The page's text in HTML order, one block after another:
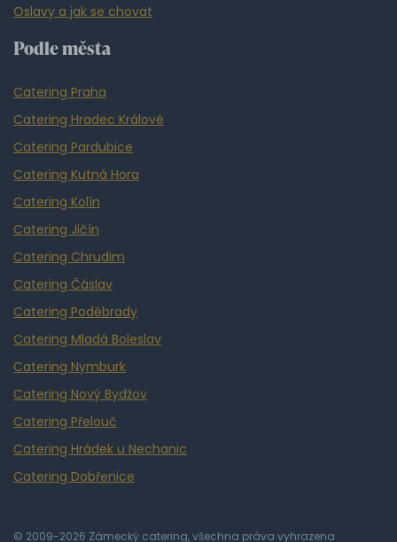
Oslavy a jak se chovat
Podle města
Catering Praha
Catering Hradec Králové
Catering Pardubice
Catering Kutná Hora
Catering Kolín
Catering Jičín
Catering Chrudim
Catering Čáslav
Catering Poděbrady
Catering Mladá Boleslav
Catering Nymburk
Catering Nový Bydžov
Catering Přelouč
Catering Hrádek u Nechanic
Catering Dobřenice
© 2009-2026 Zámecký catering, všechna práva vyhrazena